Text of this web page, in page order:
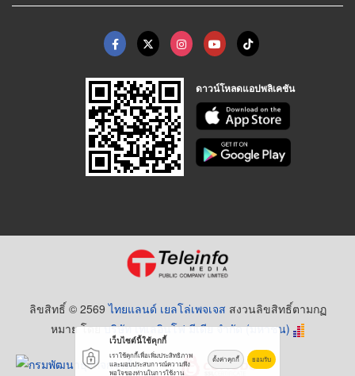
ดาวน์โหลดแอปพลิเคชัน
ลิขสิทธิ์ © 2569ไทยแลนด์ เยลโล่เพจเจส สงวนลิขสิทธิ์ตามกฏ
หมาย โดยบริษัท เทเลอินโฟ มีเดีย จำกัด (มหาชน)
เว็บไซต์นี้ใช้คุกกี้
เราใช้คุกกี้เพื่อเพิ่มประสิทธิภาพ
และมอบประสบการณ์ความพึง
พอใจของท่านในการใช้งาน
ตั้งค่าคุกกี้ ยอมรับ